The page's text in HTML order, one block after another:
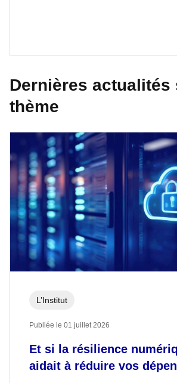
Dernières actualités
thème
Et si la résilience
aidait à réduire vos
L’Institut
Publiée le 01 juillet 2026